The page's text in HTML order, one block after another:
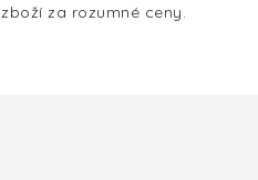
zboží za rozumné ceny.